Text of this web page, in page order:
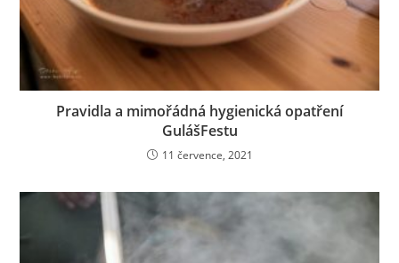
Pravidla a mimořádná hygienická opatření
GulášFestu
11 července, 2021